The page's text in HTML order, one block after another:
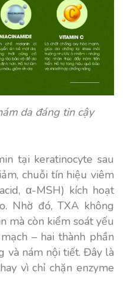
da đáng tin cậy
tại keratinocyte sau
chuỗi tín hiệu viêm
α-MSH) kích hoạt
Nhờ đó, TXA không
mà còn kiểm soát yếu
– hai thành phần
và nám nội tiết. Đây là
vì chỉ chặn enzyme